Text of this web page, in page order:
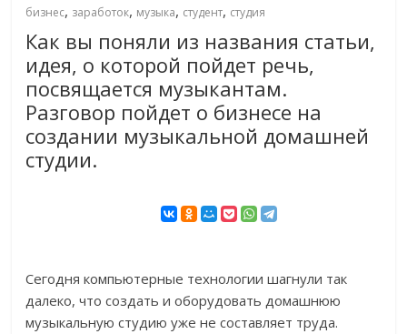
бизнес, заработок, музыка, студент, студия
Как вы поняли из названия статьи,
идея, о которой пойдет речь,
посвящается музыкантам.
Разговор пойдет о бизнесе на
создании музыкальной домашней
студии.
Сегодня компьютерные технологии шагнули так
далеко, что создать и оборудовать домашнюю
музыкальную студию уже не составляет труда.